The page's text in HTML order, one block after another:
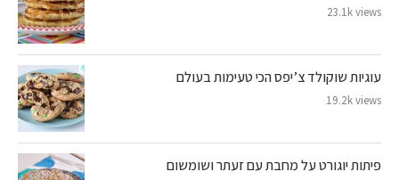
23.1k views
עוגיות שוקולד צ’יפס הכי טעימות בעולם
19.2k views
פיתות יוגורט על מחבת עם זעתר ושומשום